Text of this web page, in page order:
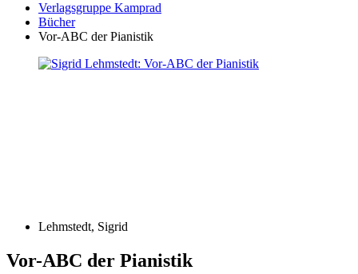
Verlagsgruppe Kamprad
Bücher
Vor-ABC der Pianistik
Lehmstedt, Sigrid
Vor-ABC der Pianistik